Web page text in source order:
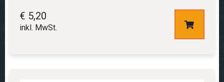
€ 5,20
inkl. MwSt.